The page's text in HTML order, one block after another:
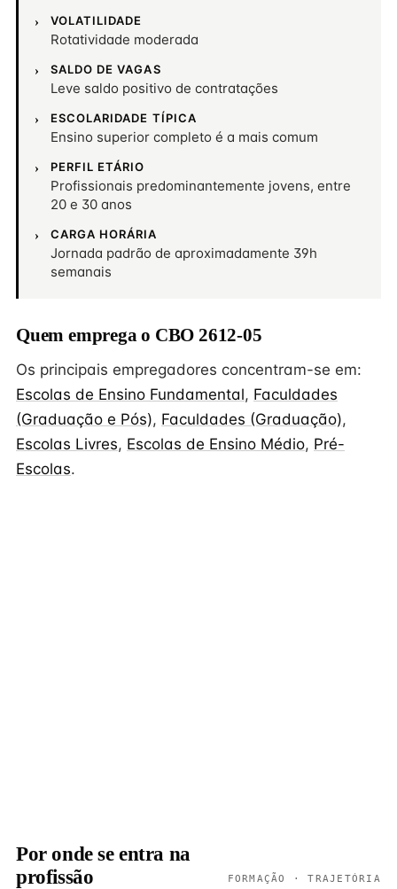
VOLATILIDADE
Rotatividade moderada
SALDO DE VAGAS
Leve saldo positivo de contratações
ESCOLARIDADE TÍPICA
Ensino superior completo é a mais comum
PERFIL ETÁRIO
Profissionais predominantemente jovens, entre
20 e 30 anos
CARGA HORÁRIA
Jornada padrão de aproximadamente 39h
semanais
Quem emprega o CBO 2612-05
Os principais empregadores concentram-se em:
Escolas de Ensino Fundamental, Faculdades
(Graduação e Pós), Faculdades (Graduação),
Escolas Livres, Escolas de Ensino Médio, Pré-
Escolas.
Por onde se entra na
profissão
FORMAÇÃO · TRAJETÓRIA